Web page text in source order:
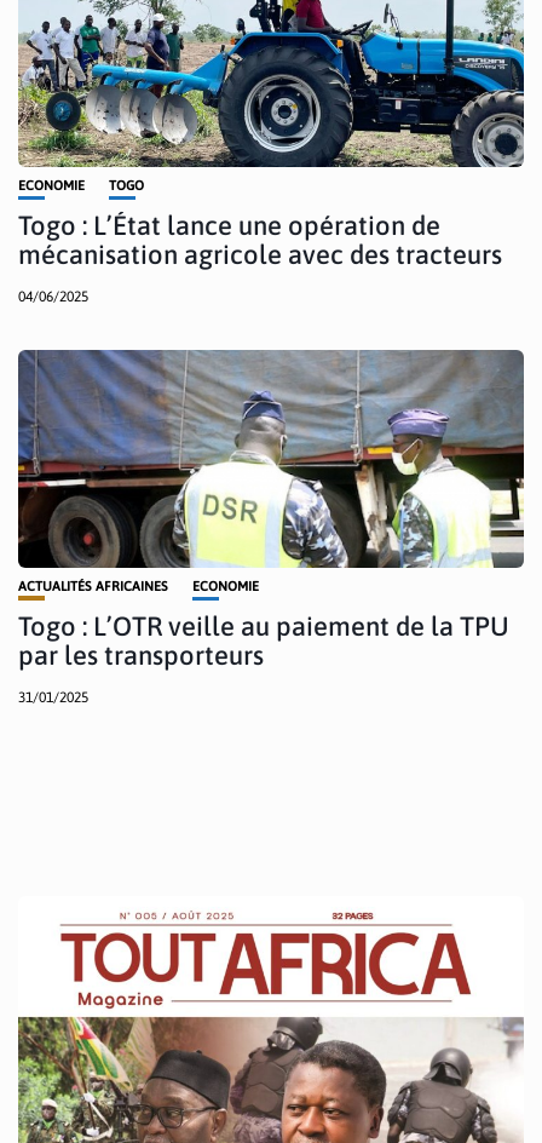
ECONOMIE TOGO
Togo : L’État lance une opération de
mécanisation agricole avec des tracteurs
04/06/2025
ACTUALITÉS AFRICAINES ECONOMIE
Togo : L’OTR veille au paiement de la TPU
par les transporteurs
31/01/2025